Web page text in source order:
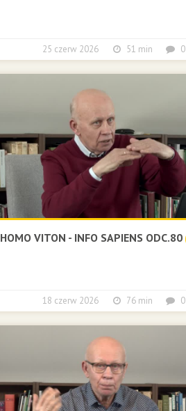
25 czerw 2026 51 min 0
HOMO VITON - INFO SAPIENS ODC.80
18 czerw 2026 76 min 0